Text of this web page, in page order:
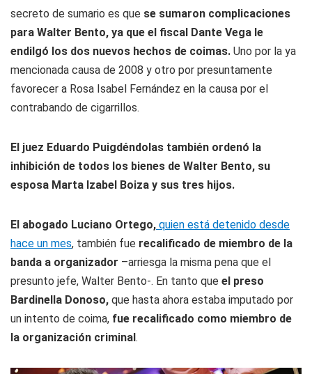
secreto de sumario es que se sumaron complicaciones
para Walter Bento, ya que el fiscal Dante Vega le
endilgó los dos nuevos hechos de coimas. Uno por la ya
mencionada causa de 2008 y otro por presuntamente
favorecer a Rosa Isabel Fernández en la causa por el
contrabando de cigarrillos.
El juez Eduardo Puigdéndolas también ordenó la
inhibición de todos los bienes de Walter Bento, su
esposa Marta Izabel Boiza y sus tres hijos.
El abogado Luciano Ortego, quien está detenido desde
hace un mes, también fue recalificado de miembro de la
banda a organizador –arriesga la misma pena que el
presunto jefe, Walter Bento-. En tanto que el preso
Bardinella Donoso, que hasta ahora estaba imputado por
un intento de coima, fue recalificado como miembro de
la organización criminal .